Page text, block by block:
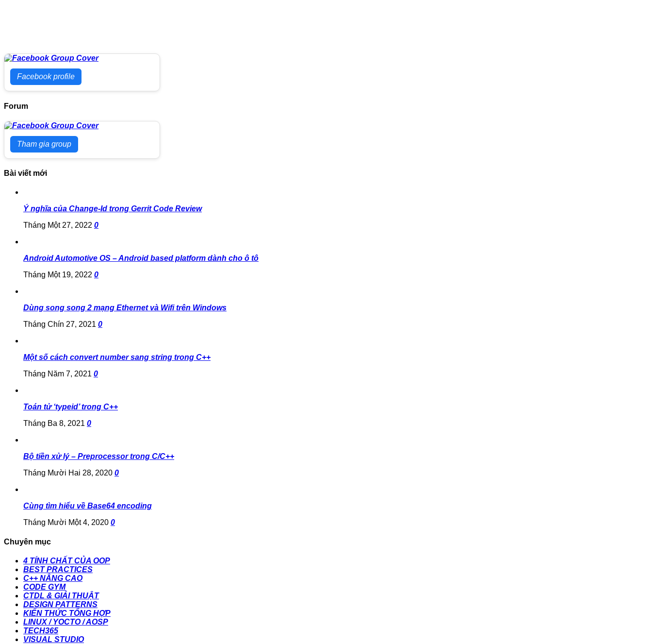
Facebook profile
Forum
Tham gia group
Bài viết mới
Ý nghĩa của Change-Id trong Gerrit Code Review
Tháng Một 27, 2022 0
Android Automotive OS – Android based platform dành cho ô tô
Tháng Một 19, 2022 0
Dùng song song 2 mạng Ethernet và Wifi trên Windows
Tháng Chín 27, 2021 0
Một số cách convert number sang string trong C++
Tháng Năm 7, 2021 0
Toán tử ‘typeid’ trong C++
Tháng Ba 8, 2021 0
Bộ tiền xử lý – Preprocessor trong C/C++
Tháng Mười Hai 28, 2020 0
Cùng tìm hiểu về Base64 encoding
Tháng Mười Một 4, 2020 0
Chuyên mục
4 TÍNH CHẤT CỦA OOP
BEST PRACTICES
C++ NÂNG CAO
CODE GYM
CTDL & GIẢI THUẬT
DESIGN PATTERNS
KIẾN THỨC TỔNG HỢP
LINUX / YOCTO / AOSP
TECH365
VISUAL STUDIO